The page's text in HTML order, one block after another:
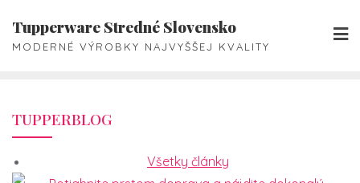
content
Tupperware Stredné Slovensko
MODERNÉ VÝROBKY NAJVYŠŠEJ KVALITY
TUPPERBLOG
Všetky články